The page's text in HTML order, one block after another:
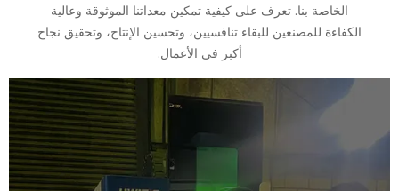
الخاصة بنا. تعرف على كيفية تمكين معداتنا الموثوقة وعالية
الكفاءة للمصنعين للبقاء تنافسيين، وتحسين الإنتاج، وتحقيق نجاح
أكبر في الأعمال.